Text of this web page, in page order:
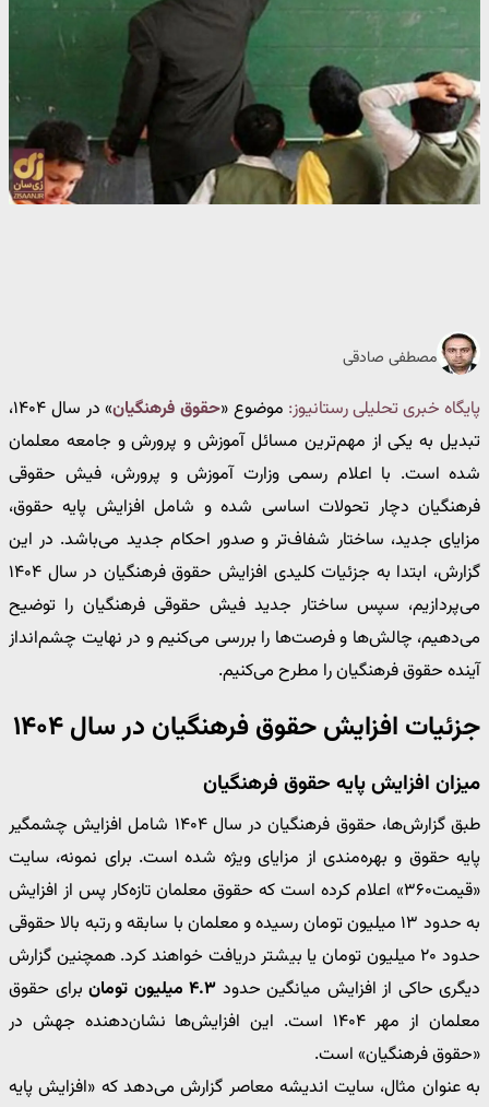
مصطفی صادقی
پایگاه خبری تحلیلی رستانیوز: موضوع «حقوق فرهنگیان
» در سال ۱۴۰۴،
تبدیل به یکی از مهم‌ترین مسائل آموزش و پرورش و جامعه معلمان
شده است. با اعلام رسمی وزارت آموزش و پرورش، فیش حقوقی
فرهنگیان دچار تحولات اساسی شده و شامل افزایش پایه حقوق،
مزایای جدید، ساختار شفاف‌تر و صدور احکام جدید می‌باشد. در این
گزارش، ابتدا به جزئیات کلیدی افزایش حقوق فرهنگیان در سال ۱۴۰۴
می‌پردازیم، سپس ساختار جدید فیش حقوقی فرهنگیان را توضیح
می‌دهیم، چالش‌ها و فرصت‌ها را بررسی می‌کنیم و در نهایت چشم‌انداز
آینده حقوق فرهنگیان را مطرح می‌کنیم.
جزئیات افزایش حقوق فرهنگیان در سال ۱۴۰۴
میزان افزایش پایه حقوق فرهنگیان
طبق گزارش‌ها، حقوق فرهنگیان در سال ۱۴۰۴ شامل افزایش چشمگیر
پایه حقوق و بهره‌مندی از مزایای ویژه شده است. برای نمونه، سایت
«قیمت۳۶۰» اعلام کرده است که حقوق معلمان تازه‌کار پس از افزایش
به حدود ۱۳ میلیون تومان رسیده و معلمان با سابقه و رتبه بالا حقوقی
حدود ۲۰ میلیون تومان یا بیشتر دریافت خواهند کرد. همچنین گزارش
دیگری حاکی از افزایش میانگین حدود ۴.۳ میلیون تومان
برای حقوق
معلمان از مهر ۱۴۰۴ است. این افزایش‌ها نشان‌دهنده جهش در
«حقوق فرهنگیان» است.
به عنوان مثال، سایت اندیشه معاصر گزارش می‌دهد که «افزایش پایه